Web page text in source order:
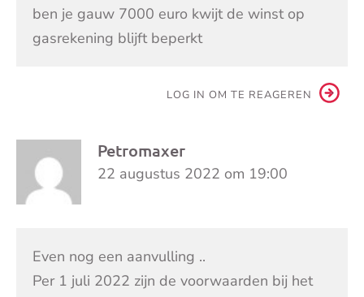
ben je gauw 7000 euro kwijt de winst op
gasrekening blijft beperkt
LOG IN OM TE REAGEREN
Petromaxer
22 augustus 2022 om 19:00
Even nog een aanvulling ..
Per 1 juli 2022 zijn de voorwaarden bij het